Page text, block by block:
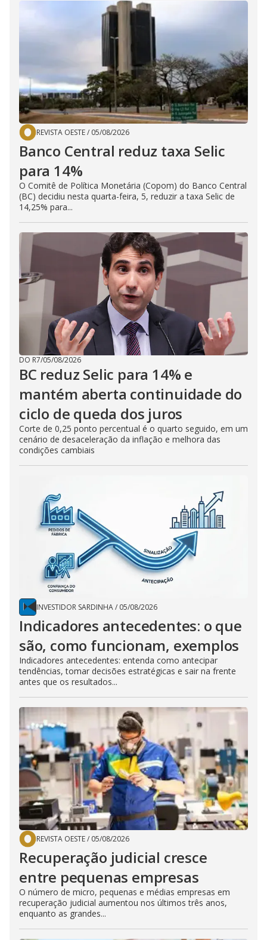
REVISTA OESTE/ 05/08/2026
Banco Central reduz taxa Selic
para 14%
O Comitê de Política Monetária (Copom) do Banco Central
(BC) decidiu nesta quarta-feira, 5, reduzir a taxa Selic de
14,25% para...
DO R7/05/08/2026
BC reduz Selic para 14% e
mantém aberta continuidade do
ciclo de queda dos juros
Corte de 0,25 ponto percentual é o quarto seguido, em um
cenário de desaceleração da inflação e melhora das
condições cambiais
INVESTIDOR SARDINHA/ 05/08/2026
Indicadores antecedentes: o que
são, como funcionam, exemplos
Indicadores antecedentes: entenda como antecipar
tendências, tomar decisões estratégicas e sair na frente
antes que os resultados...
REVISTA OESTE/ 05/08/2026
Recuperação judicial cresce
entre pequenas empresas
O número de micro, pequenas e médias empresas em
recuperação judicial aumentou nos últimos três anos,
enquanto as grandes...